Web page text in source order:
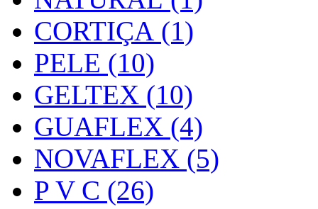
CORTIÇA (1)
PELE (10)
GELTEX (10)
GUAFLEX (4)
NOVAFLEX (5)
P V C (26)